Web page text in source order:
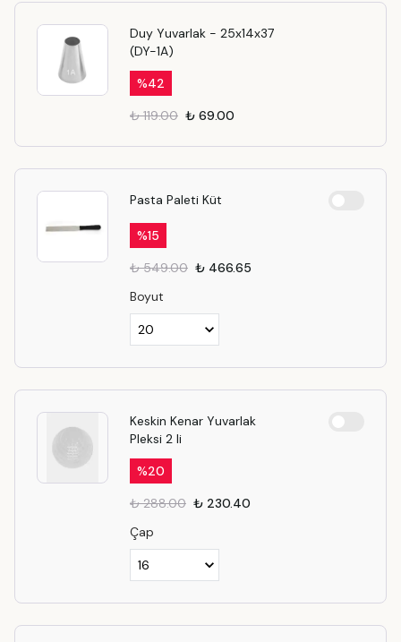
Duy Yuvarlak - 25x14x37
(DY-1A)
%42
₺ 119.00 ₺ 69.00
Pasta Paleti Küt
%15
₺ 549.00 ₺ 466.65
Boyut
Keskin Kenar Yuvarlak
Pleksi 2 li
%20
₺ 288.00 ₺ 230.40
Çap